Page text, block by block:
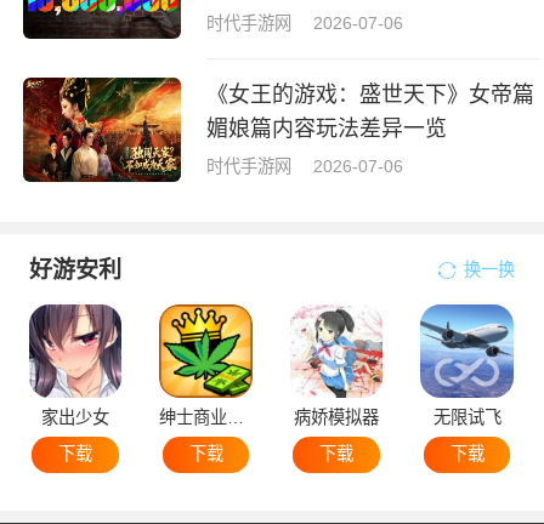
时代手游网 2026-07-06
《女王的游戏：盛世天下》女帝篇
媚娘篇内容玩法差异一览
时代手游网 2026-07-06
好游安利 换一换
家出少女
下载
下载
病娇模拟器
下载
无限试飞
下载